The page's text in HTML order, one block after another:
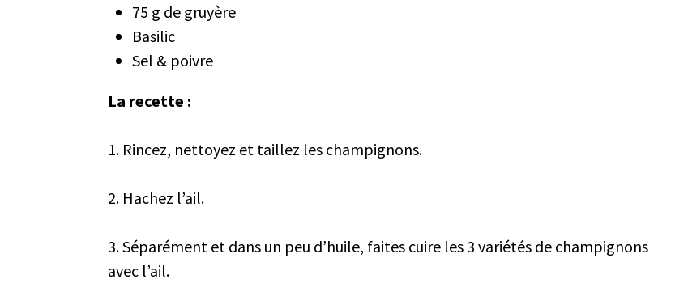
75 g de gruyère
Basilic
Sel & poivre
La recette :
1. Rincez, nettoyez et taillez les champignons.
2. Hachez l’ail.
3. Séparément et dans un peu d’huile, faites cuire les 3 variétés de champignons
avec l’ail.